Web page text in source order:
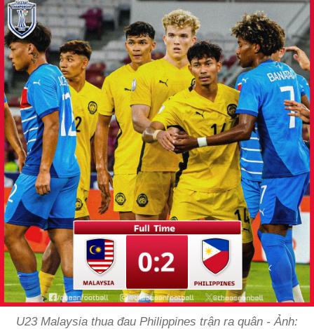
U23 Malaysia thua đau Philippines trận ra quân - Ảnh: